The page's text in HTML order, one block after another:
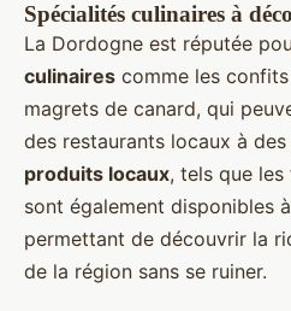
Spécialités culinaires à
La Dordogne est réputée
culinaires comme les
magrets de canard, qui
des restaurants locaux à
produits locaux, tels que
sont également disponibles
permettant de découvrir la
de la région sans se ruiner.